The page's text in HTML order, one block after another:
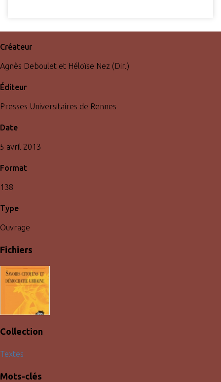
Créateur
Agnès Deboulet et Héloïse Nez (Dir.)
Éditeur
Presses Universitaires de Rennes
Date
5 avril 2013
Format
138
Type
Ouvrage
Fichiers
Collection
Textes
Mots-clés